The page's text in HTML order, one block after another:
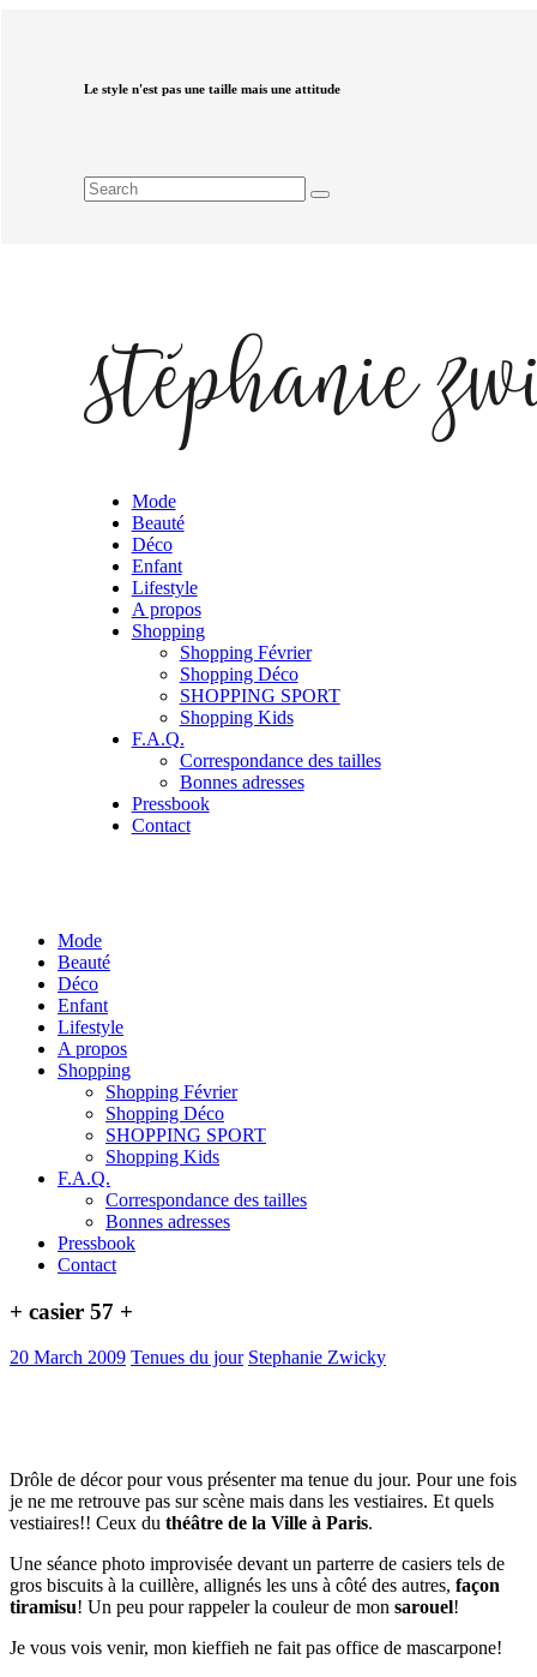
Le style n'est pas une taille mais une attitude
Mode
Beauté
Déco
Enfant
Lifestyle
A propos
Shopping
Shopping Février
Shopping Déco
SHOPPING SPORT
Shopping Kids
F.A.Q.
Correspondance des tailles
Bonnes adresses
Pressbook
Contact
Mode
Beauté
Déco
Enfant
Lifestyle
A propos
Shopping
Shopping Février
Shopping Déco
SHOPPING SPORT
Shopping Kids
F.A.Q.
Correspondance des tailles
Bonnes adresses
Pressbook
Contact
+ casier 57 +
20 March 2009 Tenues du jour Stephanie Zwicky
Drôle de décor pour vous présenter ma tenue du jour. Pour une fois
je ne me retrouve pas sur scène mais dans les vestiaires. Et quels
vestiaires!! Ceux du théâtre de la Ville à Paris.
Une séance photo improvisée devant un parterre de casiers tels de
gros biscuits à la cuillère, allignés les uns à côté des autres, façon
tiramisu! Un peu pour rappeler la couleur de mon sarouel!
Je vous vois venir, mon kieffieh ne fait pas office de mascarpone!